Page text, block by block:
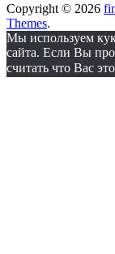
Copyright © 2026
Themes.
Мы используем
сайта. Если Вы
считать что Вас